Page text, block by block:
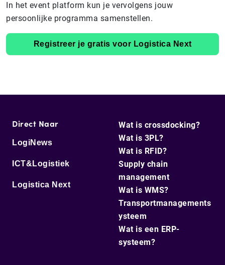
In het event platform kun je vervolgens jouw
persoonlijke programma samenstellen.
Registreer je gratis voor Logistica Next
Direct Naar
LogiNews
ICT&Logistiek
Logistica Next
Wat is crossdocking?
Wat is 3PL?
Wat is RFID?
Supply chain
management
Wat is WMS?
Transportmanagements
ysteem
Wat is een ERP-
systeem?